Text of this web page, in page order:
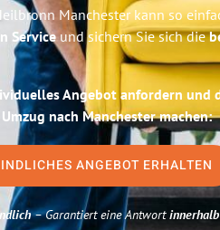
Manchester kann so
Serviceund sichern Sie sich die
Angebot anfordern und
nach Manchester machen:
ANGEBOT ERHALTEN
– Garantiert eine Antwort